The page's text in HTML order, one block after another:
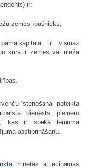
ir:
zemes īpašnieks;
ir vismaz
kura ir zemes vai meža
īstenošanai noteikta
dienests piemēro
kas ir spēkā lēmuma
apstiprināšanu.
minētās attiecināmās